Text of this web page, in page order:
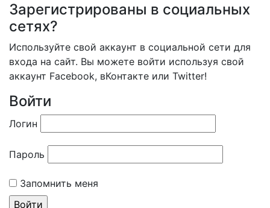
Зарегистрированы в социальных
сетях?
Используйте свой аккаунт в социальной сети для
входа на сайт. Вы можете войти используя свой
аккаунт Facebook, вКонтакте или Twitter!
Войти
Логин
Пароль
Запомнить меня